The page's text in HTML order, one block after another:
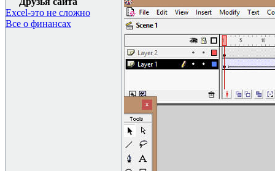
Excel-это не сложно
Все о финансах